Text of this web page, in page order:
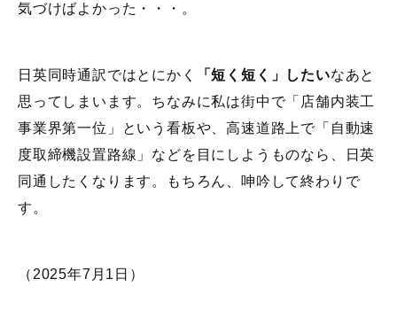
気づけばよかった・・・。
日英同時通訳ではとにかく 「短く短く」したいなあと
思ってしまいます。ちなみに私は街中で「店舗内装工
事業界第一位」という看板や、高速道路上で「自動速
度取締機設置路線」などを目にしようものなら、日英
同通したくなります。もちろん、呻吟して終わりで
す。
（2025年7月1日）